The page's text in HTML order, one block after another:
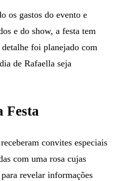
os gastos do evento e
e do show, a festa tem
foi planejado com
de Rafaella seja
Festa
convites especiais
com uma rosa cujas
revelar informações